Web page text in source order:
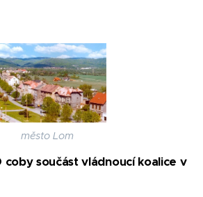
město Lom
coby součást vládnoucí koalice v